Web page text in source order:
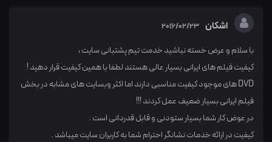
اشکان 2016/02/23
با سلام و عرض خسته نباشید خدمت تیم پشتبانی سایت ،
کیفیت فیلم های ایرانی بسیار عالی هستند لطفا با همین کیفیت قرار دهید !
DVD های موجود کیفیت مناسبی دارند اما اکثر وبسایت های مشابه در بخش
فیلم ایرانی بسیار ضعیف عمل کردند !!!
در عوض کار شما بسیار ستودنی و قابل قدردانی است .
کیفیت در ارائه خدمات نشانگر احترام شما به کاربران سایت میباشد .